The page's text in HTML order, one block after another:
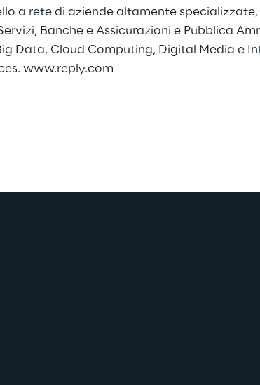
a rete di aziende altamente
Banche e Assicurazioni e Pubblica
Data, Cloud Computing, Digital Media e
www.reply.com